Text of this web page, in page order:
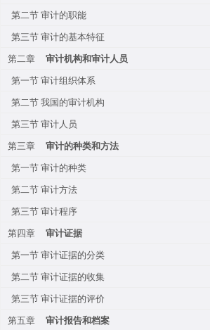
第二节 审计的职能
第三节 审计的基本特征
第二章
审计机构和审计人员
第一节 审计组织体系
第二节 我国的审计机构
第三节 审计人员
第三章
审计的种类和方法
第一节 审计的种类
第二节 审计方法
第三节 审计程序
第四章
审计证据
第一节 审计证据的分类
第二节 审计证据的收集
第三节 审计证据的评价
第五章
审计报告和档案